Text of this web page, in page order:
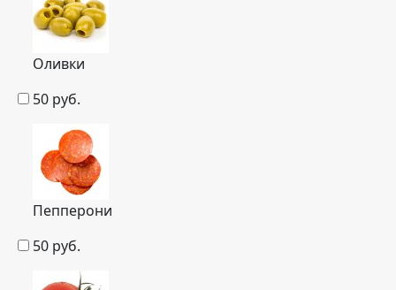
Оливки
50 руб.
Пепперони
50 руб.